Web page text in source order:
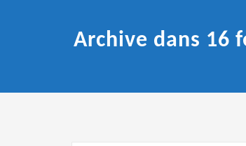
Archive dans 16